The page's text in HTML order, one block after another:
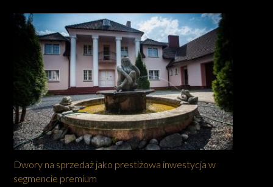
Dwory na sprzedaż jako prestiżowa inwestycja w
segmencie premium